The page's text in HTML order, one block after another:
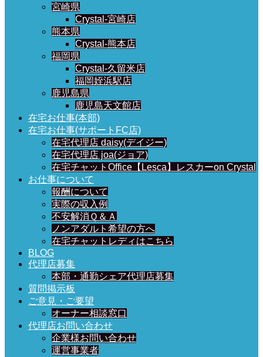
宮崎県
Crystal-宮崎店
熊本県
Crystal-熊本店
福岡県
Crystal-久留米店
福岡姪浜駅店
鹿児島県
鹿児島天文館店
在宅お仕事(本部)
在宅お仕事(サポートFC店)
在宅代理店 daisy(デイジー)
在宅代理店 joa(ジョア)
在宅チャットOffice【Lesca】レスカーon Crystal
お仕事について
報酬について
実際の収入例
不安解消Ｑ＆Ａ
ノンアダルト希望の方へ
在宅チャットレディはこちら
BLOG
代理店募集
本部・通勤シェア代理店募集
質問掲示板
ご意見・ご要望
オーナー相談窓口
代理店お問い合わせ
企業様お問い合わせ
運営事業者